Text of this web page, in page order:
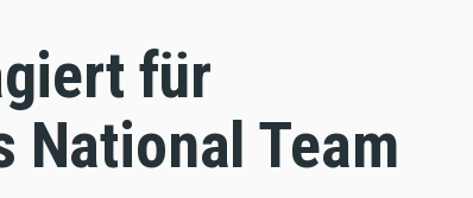
für
National Team